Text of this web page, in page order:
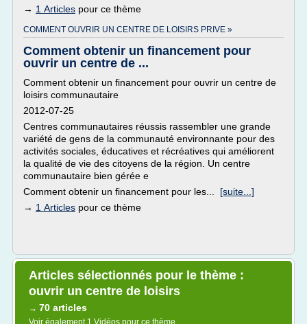
→ 1 Articles pour ce thème
COMMENT OUVRIR UN CENTRE DE LOISIRS PRIVE »
Comment obtenir un financement pour
ouvrir un centre de ...
Comment obtenir un financement pour ouvrir un centre de
loisirs communautaire
2012-07-25
Centres communautaires réussis rassembler une grande
variété de gens de la communauté environnante pour des
activités sociales, éducatives et récréatives qui améliorent
la qualité de vie des citoyens de la région. Un centre
communautaire bien gérée e
Comment obtenir un financement pour les... [suite...]
→ 1 Articles pour ce thème
Articles sélectionnés pour le thème :
ouvrir un centre de loisirs
→ 70 articles
Voir également 1 Vidéos pour ce thème